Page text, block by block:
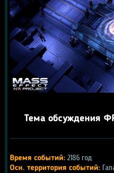
Тема обсуждения
Время событий: 2186 год
Осн. территория событий: